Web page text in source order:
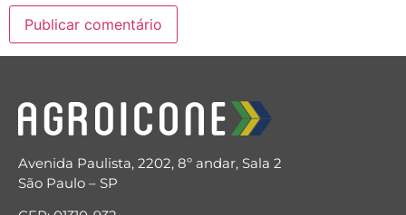
Avenida Paulista, 2202, 8º andar, Sala 2
São Paulo – SP